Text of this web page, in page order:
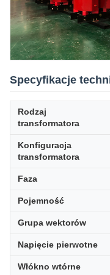
Specyfikacje
Rodzaj
transformatora
Konfiguracja
transformatora
Faza
Pojemność
Grupa wektorów
Napięcie pierwotne
Włókno wtórne